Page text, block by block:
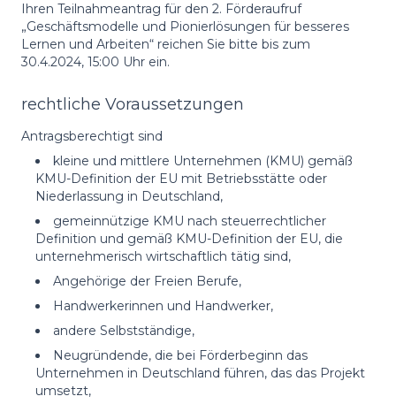
Ihren Teilnahmeantrag für den 2. Förderaufruf
„Geschäftsmodelle und Pionierlösungen für besseres
Lernen und Arbeiten“ reichen Sie bitte bis zum
30.4.2024, 15:00 Uhr ein.
rechtliche Voraussetzungen
Antragsberechtigt sind
kleine und mittlere Unternehmen (KMU) gemäß
KMU-Definition der EU mit Betriebsstätte oder
Niederlassung in Deutschland,
gemeinnützige KMU nach steuerrechtlicher
Definition und gemäß KMU-Definition der EU, die
unternehmerisch wirtschaftlich tätig sind,
Angehörige der Freien Berufe,
Handwerkerinnen und Handwerker,
andere Selbstständige,
Neugründende, die bei Förderbeginn das
Unternehmen in Deutschland führen, das das Projekt
umsetzt,